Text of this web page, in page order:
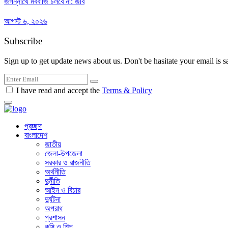
আগস্ট ৬, ২০২৬
Subscribe
Sign up to get update news about us. Don't be hasitate your email is
I have read and accept the Terms & Policy
প্রচ্ছদ
বাংলাদেশ
জাতীয়
জেলা-উপজেলা
সরকার ও রাজনীতি
অর্থনীতি
দুর্নীতি
আইন ও বিচার
দুর্ঘটনা
অপরাধ
প্রশাসন